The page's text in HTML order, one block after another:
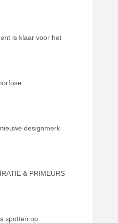
is klaar voor het
designmerk
& PRIMEURS
spotten op